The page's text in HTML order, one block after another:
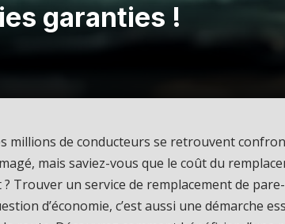
garanties !
millions de conducteurs se retrouvent
mais saviez-vous que le coût du
Trouver un service de remplacement de
d’économie, c’est aussi une démarche